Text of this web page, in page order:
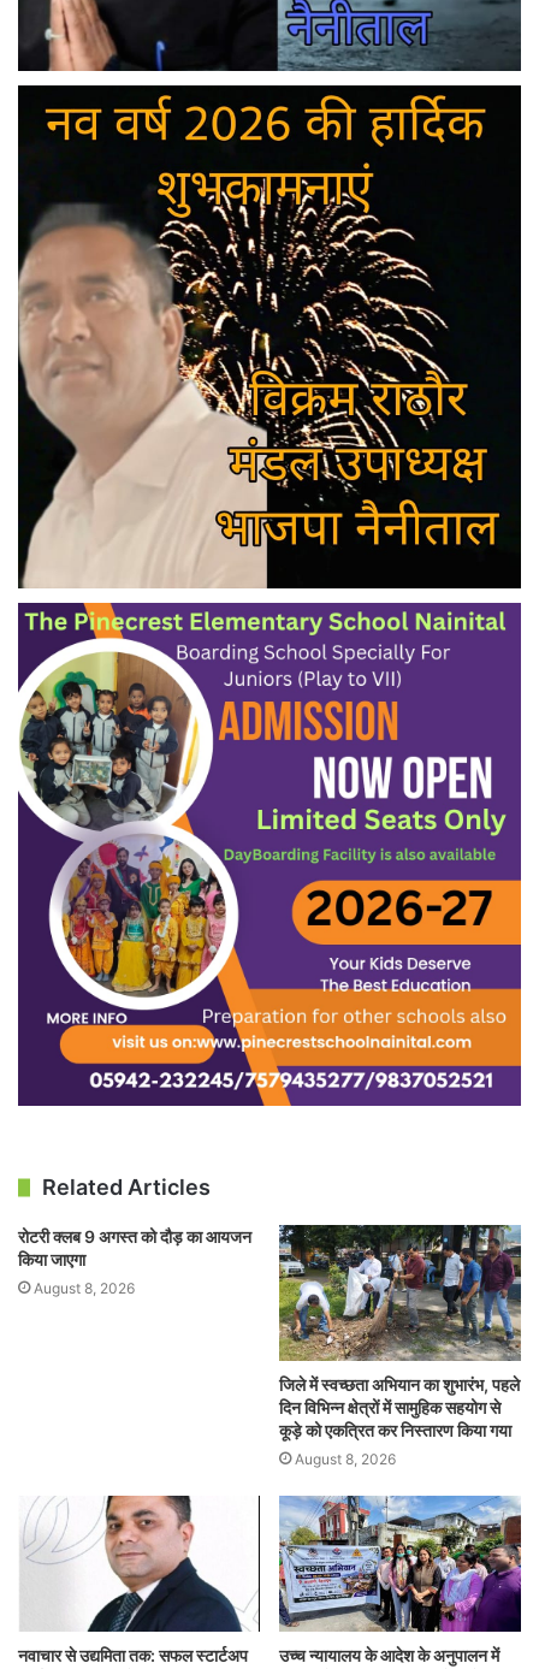
Related Articles
रोटरी क्लब 9 अगस्त को दौड़ का आयजन
किया जाएगा
August 8, 2026
जिले में स्वच्छता अभियान का शुभारंभ, पहले
दिन विभिन्न क्षेत्रों में सामुहिक सहयोग से
कूड़े को एकत्रित कर निस्तारण किया गया
August 8, 2026
नवाचार से उद्यमिता तक: सफल स्टार्टअप
उच्च न्यायालय के आदेश के अनुपालन में